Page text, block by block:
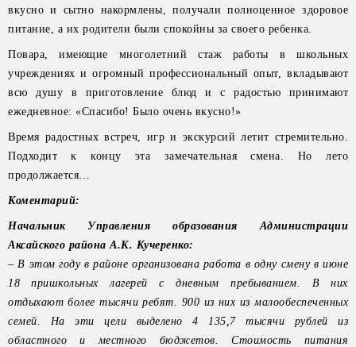
вкусно и сытно накормлены, получали полноценное здоровое
питание, а их родители были спокойны за своего ребенка.
Повара, имеющие многолетний стаж работы в школьных
учреждениях и огромный профессиональный опыт, вкладывают
всю душу в приготовление блюд и с радостью принимают
ежедневное: «Спасибо! Было очень вкусно!»
Время радостных встреч, игр и экскурсий летит стремительно.
Подходит к концу эта замечательная смена. Но лето
продолжается…
Коментарий:
Начальник Управления образования Администрации
Аксайского района А.К. Кучеренко:
– В этом году в районе организована работа в одну смену в июне
18 пришкольных лагерей с дневным пребыванием. В них
отдыхают более тысячи ребят. 900 из них из малообеспеченных
семей. На эти цели выделено 4 135,7 тысячи рублей из
областного и местного бюджетов. Стоимость питания